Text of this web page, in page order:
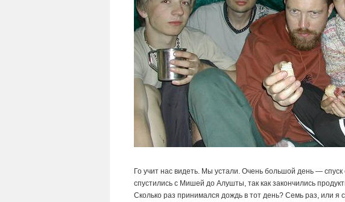
Го учит нас видеть. Мы устали. Очень большой день —
спустились с Мишей до Алушты, так как закончились
Сколько раз принимался дождь в тот день? Семь раз, или я